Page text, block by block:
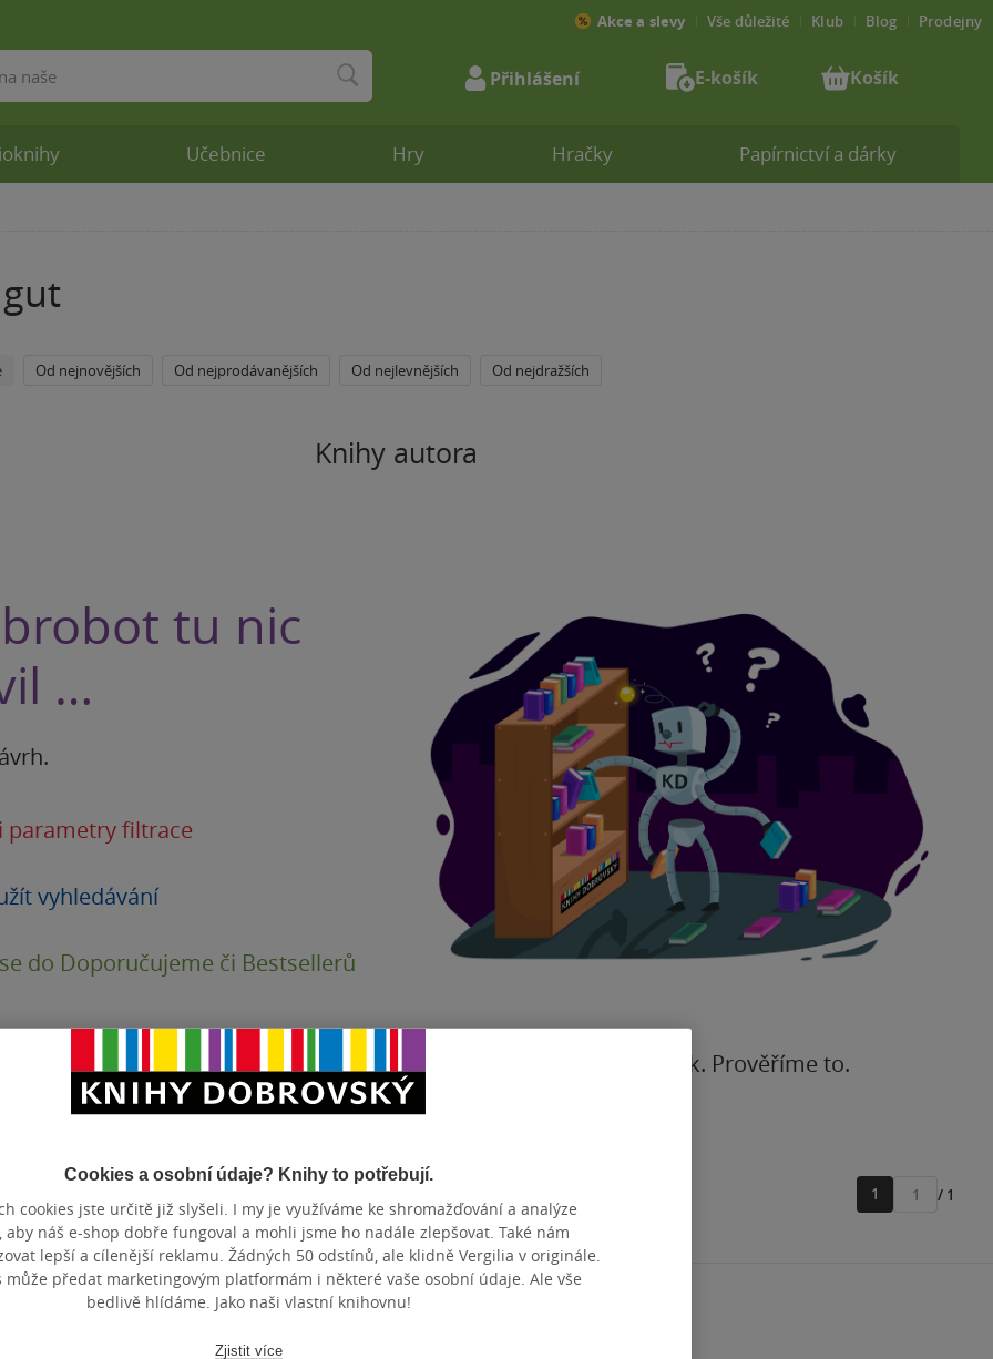
Od nejnovějších Od nejprodávanějších Od nejlevnějších Od nejdražších
Knihy autora
tu nic
…
parametry filtrace
vyhledávání
do Doporučujeme či Bestsellerů
Napište nám naporadime@knihydobrovsky.cz Facebook. Prověříme to.
Zobrazeno 3 z 3
1
Přejít
/ 1
Učebnice Hry Hračky Papírnictví a dárky
Akce a slevy Vše důležité Klub Blog Prodejny
Přihlášení E-košík Košík
Cookies a osobní údaje? Knihy to potřebují.
cookies jste určitě již slyšeli. I my je využíváme ke shromažďování a analýze
aby náš e-shop dobře fungoval a mohli jsme ho nadále zlepšovat. Také nám
lepší a cílenější reklamu. Žádných 50 odstínů, ale klidně Vergilia v originále.
může předat marketingovým platformám i některé vaše osobní údaje. Ale vše
bedlivě hlídáme. Jako naši vlastní knihovnu!
Zjistit více